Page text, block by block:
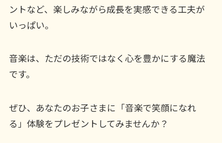
ントなど、楽しみながら成長を実感できる工夫が
いっぱい。
音楽は、ただの技術ではなく心を豊かにする魔法
です。
ぜひ、あなたのお子さまに「音楽で笑顔になれ
る」体験をプレゼントしてみませんか？